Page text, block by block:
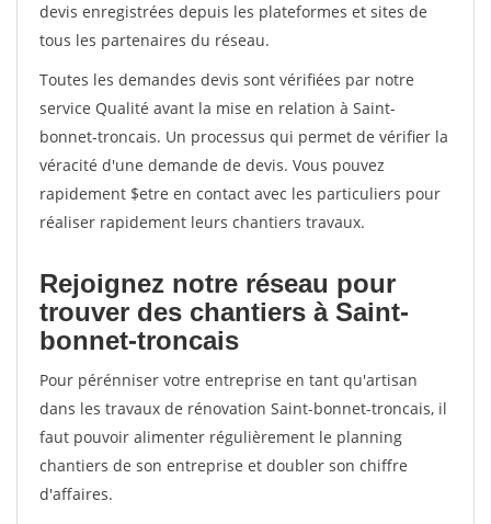
devis enregistrées depuis les plateformes et sites de
tous les partenaires du réseau.
Toutes les demandes devis sont vérifiées par notre
service Qualité avant la mise en relation à Saint-
bonnet-troncais. Un processus qui permet de vérifier la
véracité d'une demande de devis. Vous pouvez
rapidement $etre en contact avec les particuliers pour
réaliser rapidement leurs chantiers travaux.
Rejoignez notre réseau pour
trouver des chantiers à Saint-
bonnet-troncais
Pour pérénniser votre entreprise en tant qu'artisan
dans les travaux de rénovation Saint-bonnet-troncais, il
faut pouvoir alimenter régulièrement le planning
chantiers de son entreprise et doubler son chiffre
d'affaires.